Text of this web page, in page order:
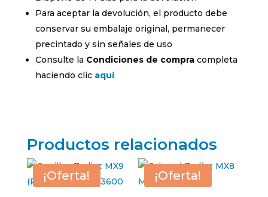
Para aceptar la devolución, el producto debe
conservar su embalaje original, permanecer
precintado y sin señales de uso
Consulte la Condiciones de compracompleta
haciendo clic aquí
Productos relacionados
¡Oferta! ¡Oferta!